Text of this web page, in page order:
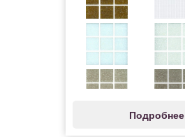
Подробнее